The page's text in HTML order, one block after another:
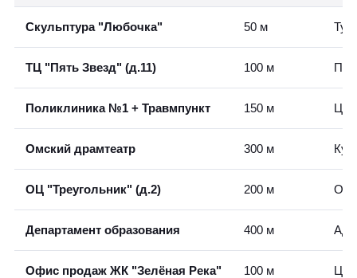
Скульптура "Любочка" 50 м
ТЦ "Пять Звезд" (д.11) 100 м
Поликлиника №1 + Травмпункт 150 м
Омский драмтеатр 300 м
ОЦ "Треугольник" (д.2) 200 м
Департамент образования 400 м
Офис продаж ЖК "Зелёная Река" 100 м